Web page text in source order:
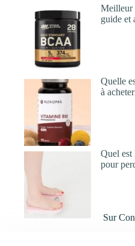
Meilleur
guide et
Quelle
à
Quel
pour
Sur